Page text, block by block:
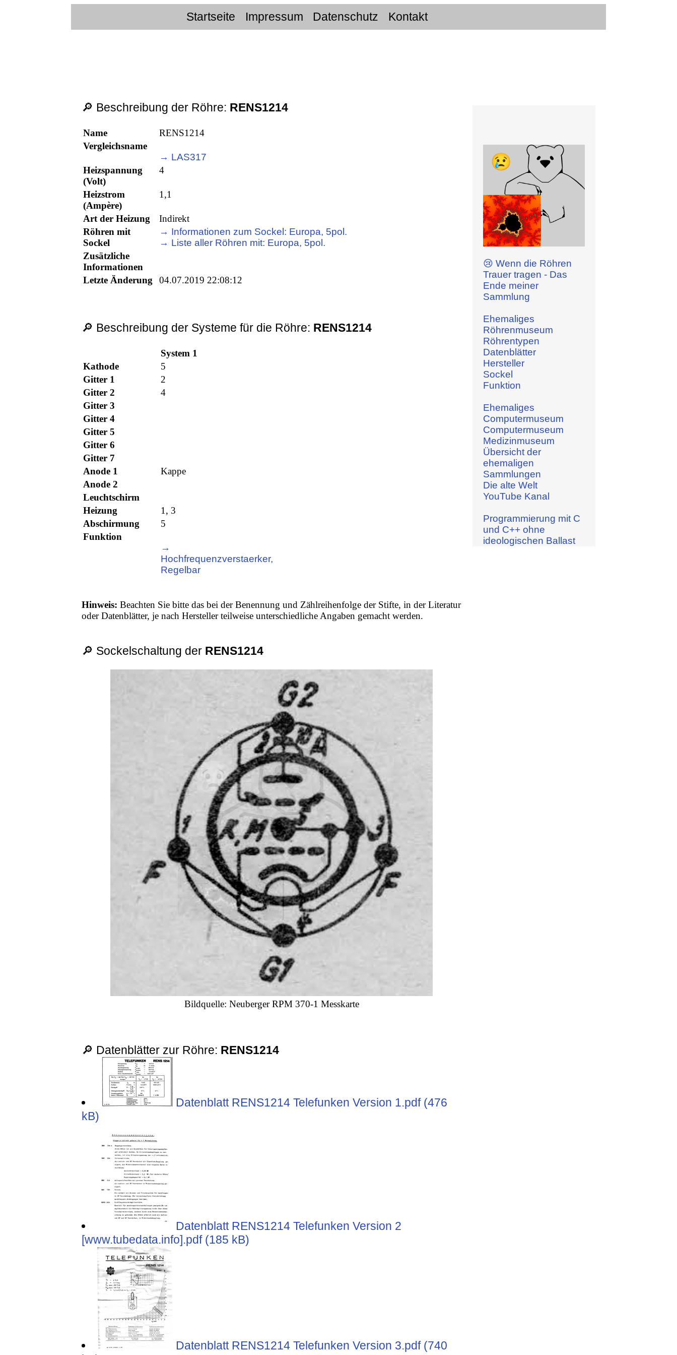
Startseite Impressum Datenschutz Kontakt
🔎 Beschreibung der Röhre: RENS1214
Name
RENS1214
Vergleichsname
→ LAS317
Heizspannung
(Volt)
4
Heizstrom
(Ampère)
1,1
Art der Heizung
Indirekt
Röhren mit
Sockel
→ Informationen zum Sockel: Europa, 5pol.
→ Liste aller Röhren mit: Europa, 5pol.
Zusätzliche
Informationen
Letzte Änderung
04.07.2019 22:08:12
🔎 Beschreibung der Systeme für die Röhre: RENS1214
System 1
Kathode
5
Gitter 1
2
Gitter 2
4
Gitter 3
Gitter 4
Gitter 5
Gitter 6
Gitter 7
Anode 1
Kappe
Anode 2
Leuchtschirm
Heizung
1, 3
Abschirmung
5
Funktion
→
Hochfrequenzverstaerker,
Regelbar
Hinweis: Beachten Sie bitte das bei der Benennung und Zählreihenfolge der Stifte, in der Literatur
oder Datenblätter, je nach Hersteller teilweise unterschiedliche Angaben gemacht werden.
🔎 Sockelschaltung der RENS1214
Bildquelle: Neuberger RPM 370-1 Messkarte
🔎 Datenblätter zur Röhre: RENS1214
Datenblatt RENS1214 Telefunken Version 1.pdf (476
kB)
Datenblatt RENS1214 Telefunken Version 2
[www.tubedata.info].pdf (185 kB)
Datenblatt RENS1214 Telefunken Version 3.pdf (740
😢 Wenn die Röhren
Trauer tragen - Das
Ende meiner
Sammlung
Ehemaliges
Röhrenmuseum
Röhrentypen
Datenblätter
Hersteller
Sockel
Funktion
Ehemaliges
Computermuseum
Computermuseum
Medizinmuseum
Übersicht der
ehemaligen
Sammlungen
Die alte Welt
YouTube Kanal
Programmierung mit C
und C++ ohne
ideologischen Ballast